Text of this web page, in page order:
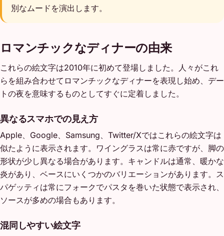
別なムードを演出します。
ロマンチックなディナーの由来
これらの絵文字は2010年に初めて登場しました。人々がこれ
らを組み合わせてロマンチックなディナーを表現し始め、デー
トの夜を意味するものとしてすぐに定着しました。
異なるスマホでの見え方
Apple、Google、Samsung、Twitter/Xではこれらの絵文字は
似たように表示されます。ワイングラスは常に赤ですが、脚の
形状が少し異なる場合があります。キャンドルは通常、暖かな
炎があり、ベースにいくつかのバリエーションがあります。ス
パゲッティは常にフォークでパスタを巻いた状態で表示され、
ソースが多めの場合もあります。
混同しやすい絵文字